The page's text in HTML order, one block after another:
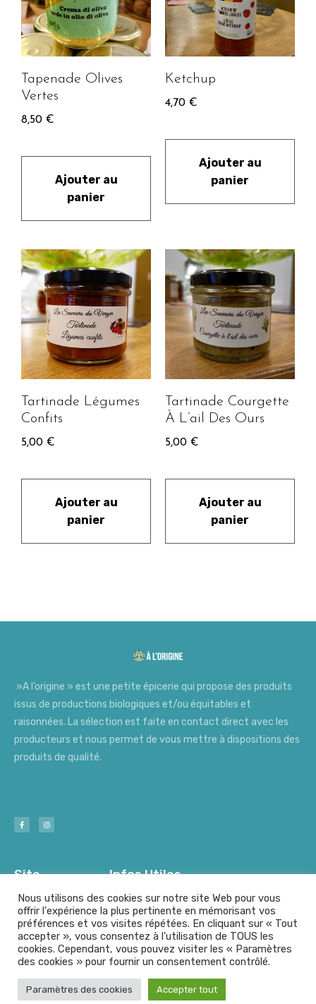
Tapenade Olives
Vertes
8,50 €
Ajouter au
panier
Ketchup
4,70 €
Ajouter au
panier
Tartinade Légumes
Confits
5,00 €
Ajouter au
panier
Tartinade Courgette
À L’ail Des Ours
5,00 €
Ajouter au
panier
»A l’origine » est une petite épicerie qui propose des produits
issus de productions biologiques et/ou équitables et
raisonnées. La sélection est faite en contact direct avec les
producteurs et nous permet de vous mettre à dispositions des
produits de qualité.
Site Infos Utiles
© A l'origine - Tout droits résérvés
Fait avec
par leGroup Graphic
Nous utilisons des cookies sur notre site Web pour vous
offrir l'expérience la plus pertinente en mémorisant vos
préférences et vos visites répétées. En cliquant sur « Tout
accepter », vous consentez à l'utilisation de TOUS les
cookies. Cependant, vous pouvez visiter les « Paramètres
des cookies » pour fournir un consentement contrôlé.
Paramètres des cookies Accepter tout